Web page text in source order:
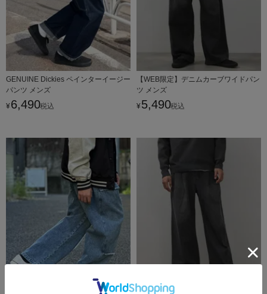
GENUINE Dickies ペインターイージー
パンツ メンズ
¥ 6,490税込
【WEB限定】デニムカーブワイドパン
ツ メンズ
¥ 5,490税込